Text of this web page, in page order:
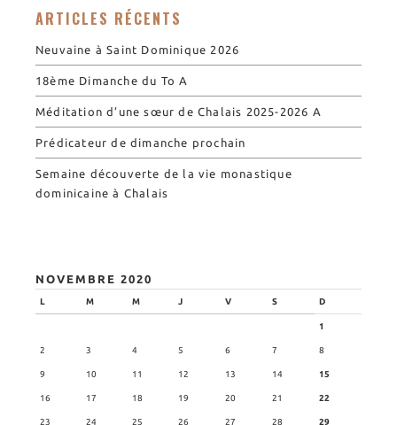
ARTICLES RÉCENTS
Neuvaine à Saint Dominique 2026
18ème Dimanche du To A
Méditation d’une sœur de Chalais 2025-2026 A
Prédicateur de dimanche prochain
Semaine découverte de la vie monastique
dominicaine à Chalais
NOVEMBRE 2020
L M M J V S D
1
2 3 4 5 6 7 8
9 10 11 12 13 14 15
16 17 18 19 20 21 22
23 24 25 26 27 28 29